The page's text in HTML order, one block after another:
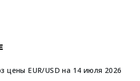
цены EUR/USD на 14 июля 2026